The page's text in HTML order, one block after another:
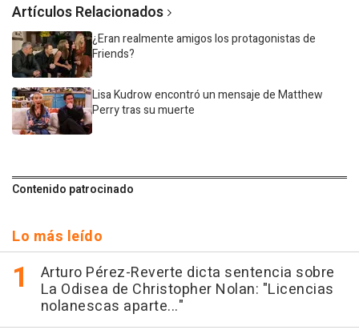
Artículos Relacionados
¿Eran realmente amigos los protagonistas de
Friends?
Lisa Kudrow encontró un mensaje de Matthew
Perry tras su muerte
Contenido patrocinado
Lo más leído
Arturo Pérez-Reverte dicta sentencia sobre
La Odisea de Christopher Nolan: "Licencias
nolanescas aparte..."